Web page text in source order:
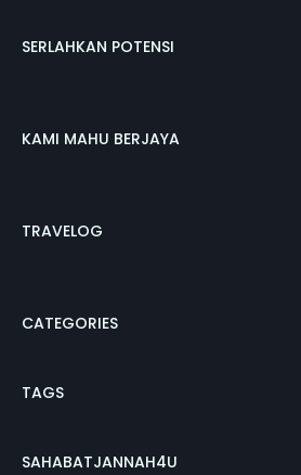
SERLAHKAN POTENSI
KAMI MAHU BERJAYA
TRAVELOG
CATEGORIES
TAGS
SAHABATJANNAH4U